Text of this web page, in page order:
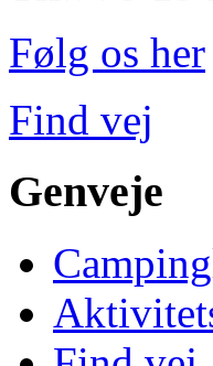
Følg os her
Find vej
Genveje